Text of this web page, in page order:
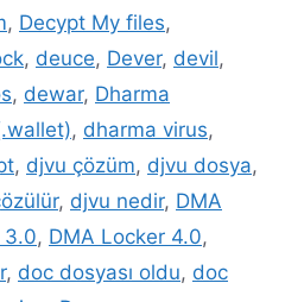
, Decypt My files,
, deuce, Dever, devil,
, dewar, Dharma
, dharma virus,
, djvu çözüm, djvu dosya,
, djvu nedir, DMA
3.0, DMA Locker 4.0,
, doc dosyası oldu, doc